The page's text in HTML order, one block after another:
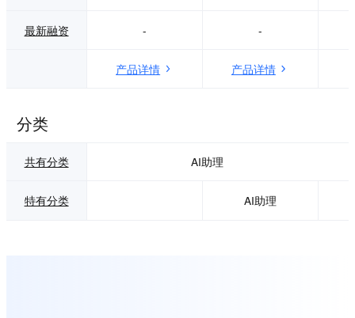
最新融资 - -
产品详情 产品详情
分类
共有分类 AI助理
特有分类 AI助理